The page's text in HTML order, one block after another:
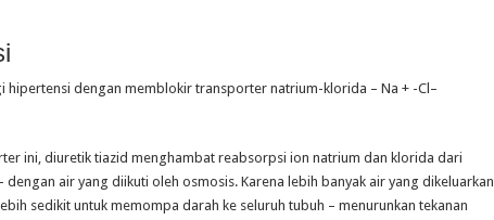
hipertensi dengan memblokir transporter natrium-klorida – Na + -Cl–
ini, diuretik tiazid menghambat reabsorpsi ion natrium dan klorida dari
air yang diikuti oleh osmosis. Karena lebih banyak air yang dikeluarkan
sedikit untuk memompa darah ke seluruh tubuh – menurunkan tekanan